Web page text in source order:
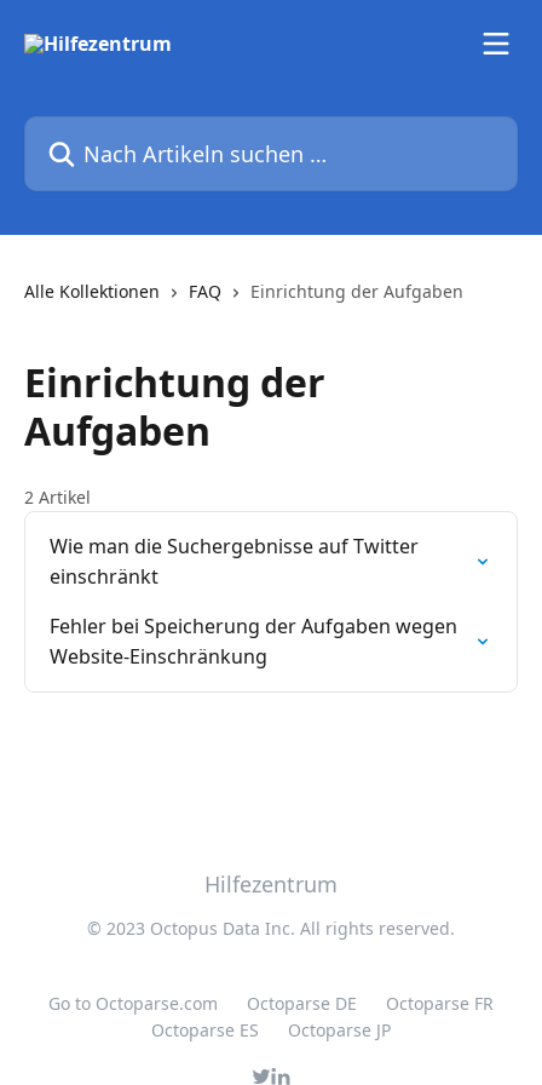
Nach Artikeln suchen …
Alle Kollektionen FAQ Einrichtung der Aufgaben
Einrichtung der
Aufgaben
2 Artikel
Wie man die Suchergebnisse auf Twitter
einschränkt
Fehler bei Speicherung der Aufgaben wegen
Website-Einschränkung
Hilfezentrum
© 2023 Octopus Data Inc. All rights reserved.
Go to Octoparse.com Octoparse DE
Octoparse FR
Octoparse ES
Octoparse JP